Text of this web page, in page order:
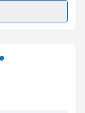
talebi
için bir